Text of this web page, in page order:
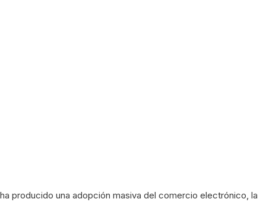
ha producido una adopción masiva del comercio electrónico, la